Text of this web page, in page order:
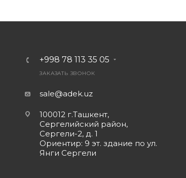
+998 78 113 35 05
ЗАКАЗАТЬ ЗВОНОК
sale@adek.uz
100012 г.Ташкент,
Сергелийский район,
Сергели-2, д. 1
Ориентир: 9 эт. здание по ул.
Янги Сергели